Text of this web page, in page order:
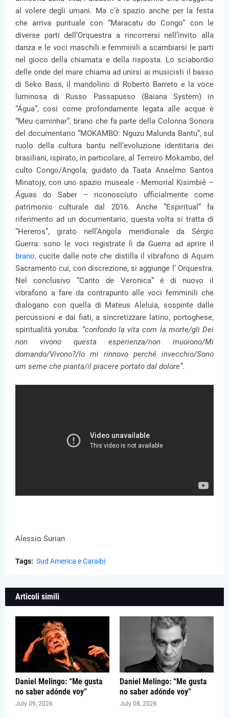
al volere degli umani. Ma c’è spazio anche per la festa
che arriva puntuale con “Maracatu do Congo” con le
diverse parti dell’Orquestra a rincorrersi nell’invito alla
danza e le voci maschili e femminili a scambiarsi le parti
nel gioco della chiamata e della risposta. Lo sciabordio
delle onde del mare chiama ad unirsi ai musicisti il basso
di Seko Bass, il mandolino di Roberto Barreto e la voce
luminosa di Russo Passapusso (Baiana System) in
“Água”, così come profondamente legata alle acque è
“Meu caminhar”, brano che fa parte della Colonna Sonora
del documentario “MOKAMBO: Nguzu Malunda Bantu”, sul
ruolo della cultura bantu nell’evoluzione identitaria dei
brasiliani, ispirato, in particolare, al Terreiro Mokambo, del
culto Congo/Angola, guidato da Taata Anselmo Santos
Minatojy, con uno spazio museale - Memorial Kisimbiê –
Águas do Saber – riconosciuto ufficialmente come
patrimonio culturale dal 2016. Anche “Espiritual” fa
riferimento ad un documentario, questa volta si tratta di
“Hereros”, girato nell’Angola meridionale da Sérgio
Guerra: sono le voci registrate lì da Guerra ad aprire il
brano, cucite dalle note che distilla il vibrafono di Aquim
Sacramento cui, con discrezione, si aggiunge l’ Orquestra.
Nel conclusivo “Canto de Veronica” è di nuovo il
vibrafono a fare da contrapunto alle voci femminili che
dialogano con quella di Mateus Aleluia, sospinte dalle
percussioni e dai fiati, a sincretizzare latino, portoghese,
spiritualità yoruba: “confondo la vita com la morte/gli Dei
non vivono questa esperienza/non muoiono/Mi
domando/Vivono?/Io mi rinnovo perché invecchio/Sono
um seme che pianta/il piacere portato dal dolore”.
Alessio Surian
Tags: Sud America e Caraibi
Articoli simili
Daniel Melingo: “Me gusta
no saber adónde voy”
July 09, 2026
Daniel Melingo: “Me gusta
no saber adónde voy”
July 08, 2026